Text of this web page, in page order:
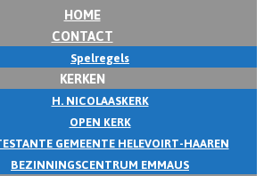
HOME
CONTACT
Spelregels
KERKEN
H. NICOLAASKERK
OPEN KERK
GEMEENTE HELEVOIRT-HAAREN
BEZINNINGSCENTRUM EMMAUS